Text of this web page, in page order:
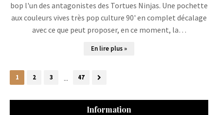
bop l'un des antagonistes des Tortues Ninjas. Une pochette
aux couleurs vives très pop culture 90' en complet décalage
avec ce que peut proposer, en ce moment, la…
En lire plus »
1 2 3 ... 47
Information